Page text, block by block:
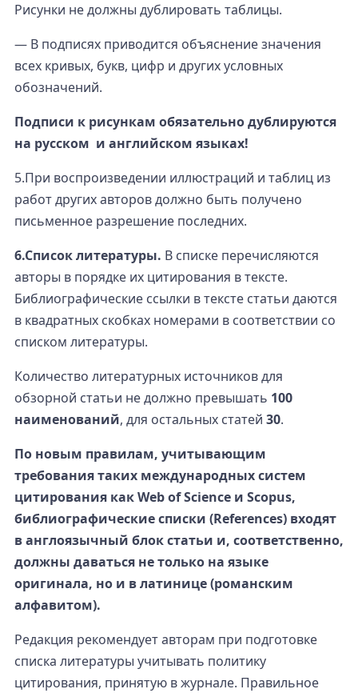
Рисунки не должны дублировать таблицы.
— В подписях приводится объяснение значения
всех кривых, букв, цифр и других условных
обозначений.
Подписи к рисункам обязательно дублируются
на русском и английском языках!
5.При воспроизведении иллюстраций и таблиц из
работ других авторов должно быть получено
письменное разрешение последних.
6.Список литературы. В списке перечисляются
авторы в порядке их цитирования в тексте.
Библиографические ссылки в тексте статьи даются
в квадратных скобках номерами в соответствии со
списком литературы.
Количество литературных источников для
обзорной статьи не должно превышать 100
наименований, для остальных статей 30.
По новым правилам, учитывающим
требования таких международных систем
цитирования как Web of Science и Scopus,
библиографические списки (References) входят
в англоязычный блок статьи и, соответственно,
должны даваться не только на языке
оригинала, но и в латинице (романским
алфавитом).
Редакция рекомендует авторам при подготовке
списка литературы учитывать политику
цитирования, принятую в журнале. Правильное